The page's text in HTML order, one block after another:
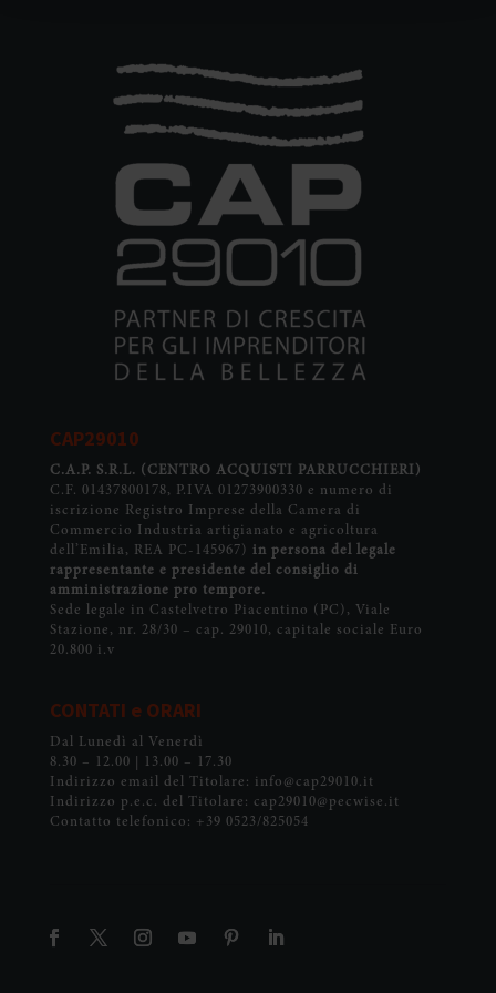
Cookie Policye laPrivacy Policydi questo Sito.
Puoi sempre modificare le tue preferenze già espresse
cliccando su "MODIFICA CONSENSO” e “REVOCA
CONSENSO”.
CAP29010
C.A.P. S.R.L. (CENTRO ACQUISTI PARRUCCHIERI)
C.F. 01437800178, P.IVA 01273900330 e numero di
iscrizione Registro Imprese della Camera di
Commercio Industria artigianato e agricoltura
dell’Emilia, REA PC-145967) in persona del legale
rappresentante e presidente del consiglio di
amministrazione pro tempore.
Sede legale in Castelvetro Piacentino (PC), Viale
Stazione, nr. 28/30 – cap. 29010, capitale sociale Euro
20.800 i.v
CONTATI e ORARI
Dal Lunedì al Venerdì
8.30 – 12.00 | 13.00 – 17.30
Indirizzo email del Titolare: info@cap29010.it
Indirizzo p.e.c. del Titolare: cap29010@pecwise.it
Contatto telefonico: +39 0523/825054